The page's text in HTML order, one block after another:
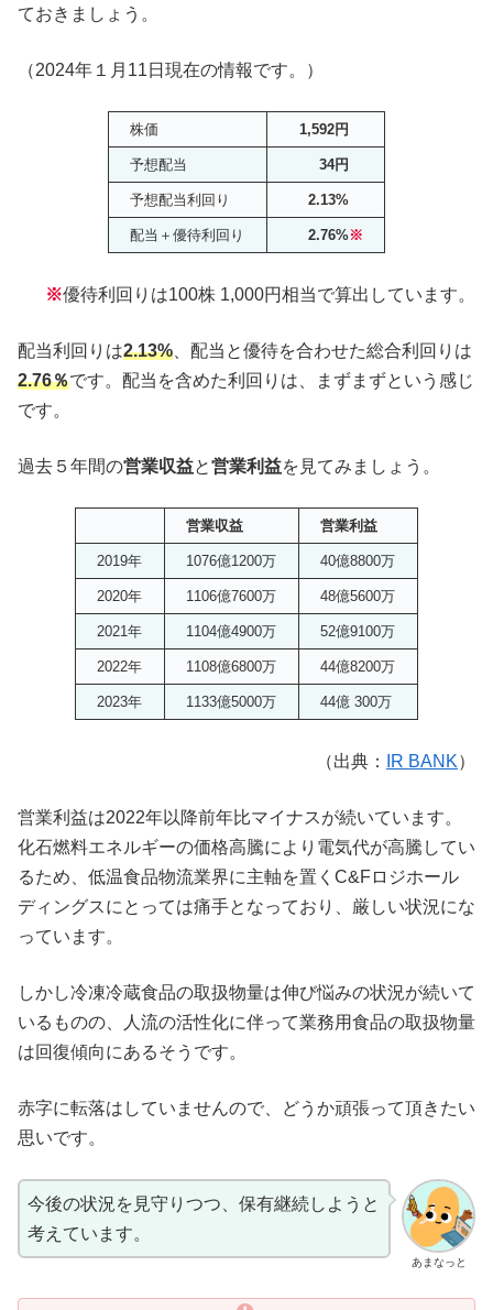
ておきましょう。
（2024年１月11日現在の情報です。）
株価 1,592円
予想配当 34円
予想配当利回り 2.13%
配当＋優待利回り 2.76%※
※優待利回りは100株 1,000円相当で算出しています。
配当利回りは2.13% 、配当と優待を合わせた総合利回りは
2.76％です。配当を含めた利回りは、まずまずという感じ
です。
過去５年間の営業収益と営業利益を見てみましょう。
営業収益 営業利益
2019年 1076億1200万 40億8800万
2020年 1106億7600万 48億5600万
2021年 1104億4900万 52億9100万
2022年 1108億6800万 44億8200万
2023年 1133億5000万 44億 300万
（出典： IR BANK）
営業利益は2022年以降前年比マイナスが続いています。
化石燃料エネルギーの価格高騰により電気代が高騰してい
るため、低温食品物流業界に主軸を置くC&Fロジホール
ディングスにとっては痛手となっており、厳しい状況にな
っています。
しかし冷凍冷蔵食品の取扱物量は伸び悩みの状況が続いて
いるものの、人流の活性化に伴って業務用食品の取扱物量
は回復傾向にあるそうです。
赤字に転落はしていませんので、どうか頑張って頂きたい
思いです。
あまなっと
今後の状況を見守りつつ、保有継続しようと
考えています。